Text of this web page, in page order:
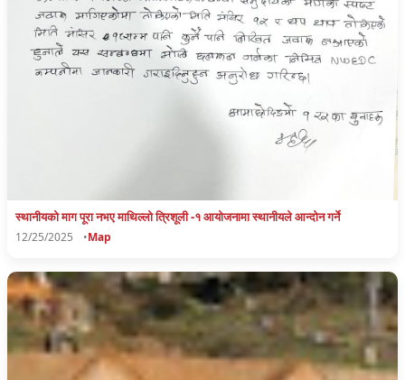
स्थानीयको माग पूरा नभए माथिल्लो त्रिशूली -१ आयोजनामा स्थानीयले आन्दोन गर्ने
12/25/2025 •Map